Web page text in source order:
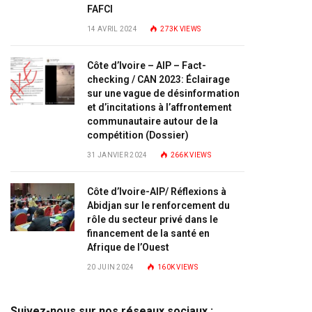
FAFCI
14 AVRIL 2024 273K VIEWS
Côte d’Ivoire – AIP – Fact-
checking / CAN 2023: Éclairage
sur une vague de désinformation
et d’incitations à l’affrontement
communautaire autour de la
compétition (Dossier)
31 JANVIER 2024 266KVIEWS
Côte d’Ivoire-AIP/ Réflexions à
Abidjan sur le renforcement du
rôle du secteur privé dans le
financement de la santé en
Afrique de l’Ouest
20 JUIN 2024 160KVIEWS